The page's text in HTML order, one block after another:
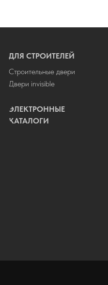
ДЛЯ СТРОИТЕЛЕЙ
Строительные двери
Двери invisible
ЭЛЕКТРОННЫЕ
КАТАЛОГИ